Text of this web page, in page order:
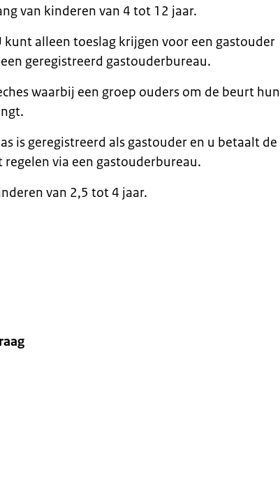
van kinderen van 4 tot 12 jaar.
kunt alleen toeslag krijgen voor een gastouder
geregistreerd gastouderbureau.
waarbij een groep ouders om de beurt hun
is geregistreerd als gastouder en u betaalt de
via een gastouderbureau.
van 2,5 tot 4 jaar.